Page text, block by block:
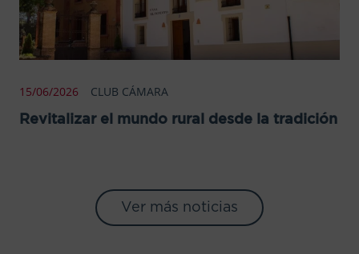
15/06/2026 CLUB CÁMARA
Revitalizar el mundo rural desde la tradición
Ver más noticias